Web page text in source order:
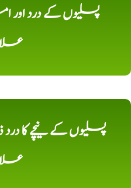
پسلیوں کے درد اور
پسلیوں کے نیچے کا